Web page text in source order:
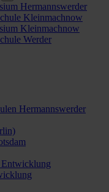
Hermannswerder
Kleinmachnow
Kleinmachnow
Werder
Hermannswerder